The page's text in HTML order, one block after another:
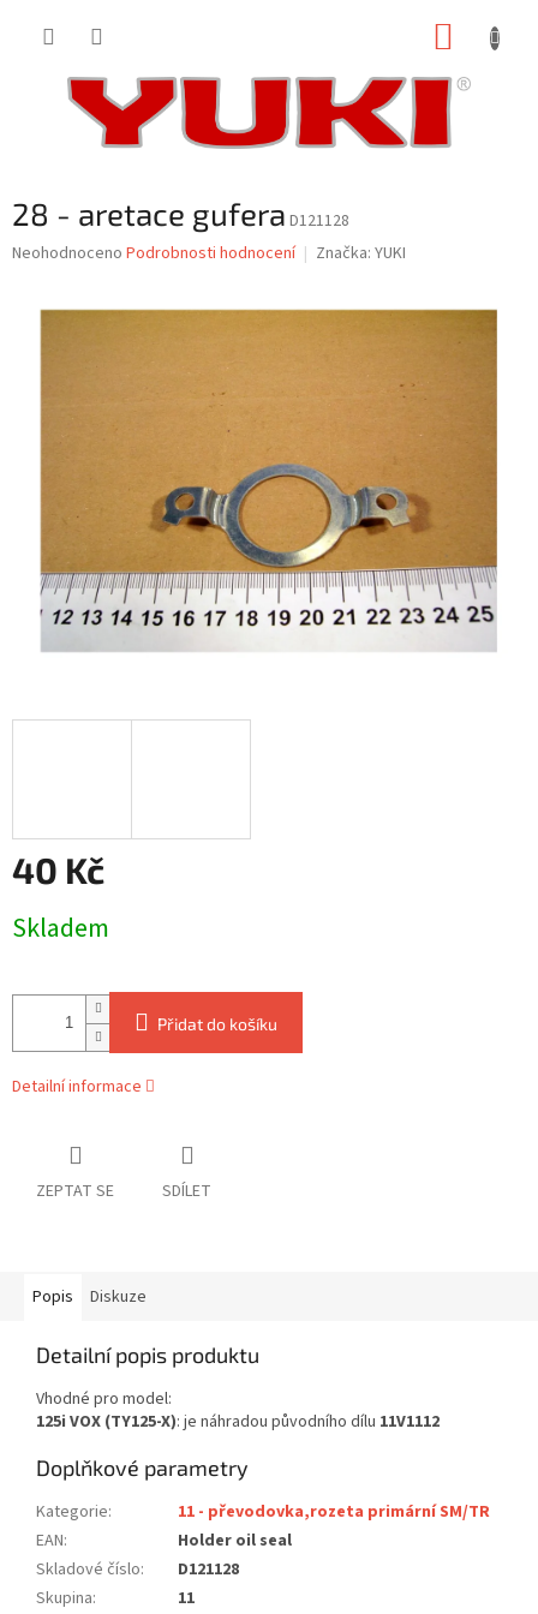
28 - aretace gufera D121128
Průměrné
hvězdiček.
Neohodnoceno Podrobnosti hodnocení Značka: YUKI
40 Kč
cena:
Skladem
Přidat do košíku
Detailní informace
ZEPTAT SE SDÍLET
Popis Diskuze
Detailní popis produktu
Vhodné pro model:
125i VOX (TY125-X): je náhradou původního dílu 11V1112
Doplňkové parametry
Kategorie:
11 - převodovka,rozeta primární SM/TR
EAN:
Holder oil seal
Skladové číslo:
D121128
Skupina: 11